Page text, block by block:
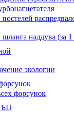
наддува (за
экологии
форсунок